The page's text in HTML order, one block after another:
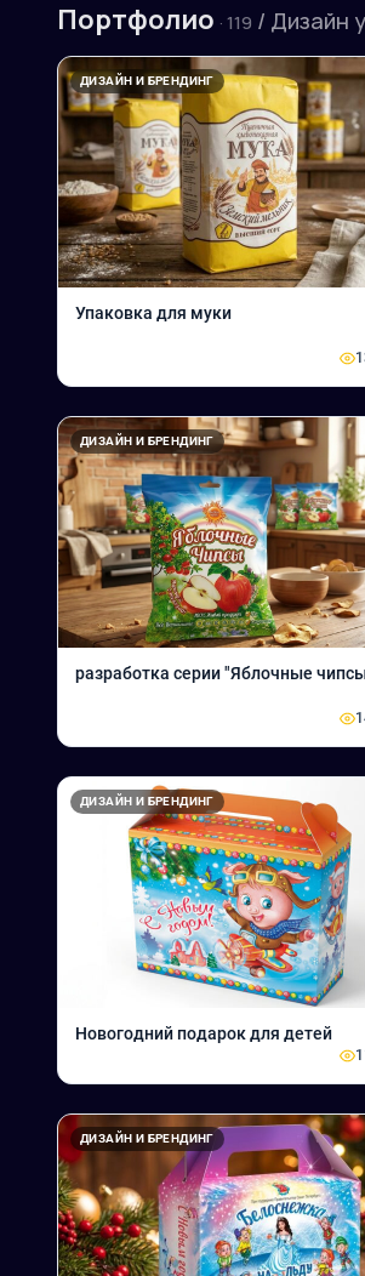
Портфолио · 119 / Дизайн
ДИЗАЙН И БРЕНДИНГ
Упаковка для муки
ДИЗАЙН И БРЕНДИНГ
разработка серии "Яблочные
ДИЗАЙН И БРЕНДИНГ
Новогодний подарок для детей
ДИЗАЙН И БРЕНДИНГ